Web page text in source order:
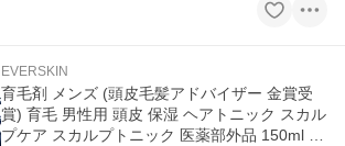
EVERSKIN
育毛剤 メンズ (頭皮毛髪アドバイザー 金賞受
賞) 育毛 男性用 頭皮 保湿 ヘアトニック スカル
プケア スカルプトニック 医薬部外品 150ml 発